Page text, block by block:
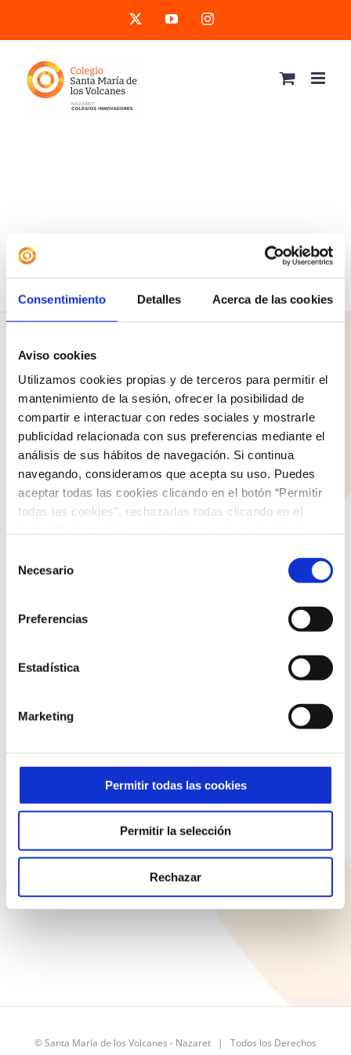
Consentimiento Detalles Acerca de las cookies
Aviso cookies
Utilizamos cookies propias y de terceros para permitir el
mantenimiento de la sesión, ofrecer la posibilidad de
compartir e interactuar con redes sociales y mostrarle
publicidad relacionada con sus preferencias mediante el
análisis de sus hábitos de navegación. Si continua
navegando, consideramos que acepta su uso. Puedes
aceptar todas las cookies clicando en el botón “Permitir
todas las cookies”, rechazarlas todas clicando en el
puede saber más acerca de nuestra
política de cookies.
Necesario
Preferencias
Estadística
Marketing
Permitir todas las cookies
Permitir la selección
Rechazar
al
contenido
YouTubeInstagram
COLEGIO NAZARET
C/ Santo Domingo 1
35500 Arrecife
Lanzarote
928 810 898
La jugada donde la confianza fue el verdadero pase
Actividades de la Semana de Familia
Educar es, ante todo, acompañar con sentido común
Aviso Legal
Política de Privacidad
©Santa María de los Volcanes - Nazaret | Todos los Derechos